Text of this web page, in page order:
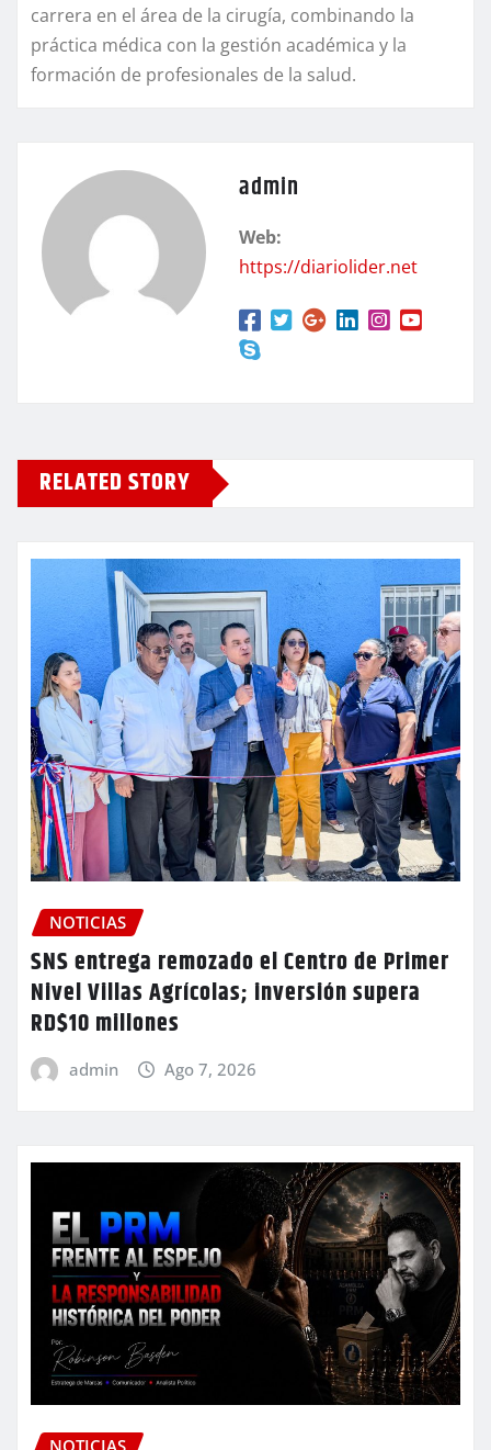
carrera en el área de la cirugía, combinando la
práctica médica con la gestión académica y la
formación de profesionales de la salud.
admin
Web:
https://diariolider.net
RELATED STORY
NOTICIAS
SNS entrega remozado el Centro de Primer
Nivel Villas Agrícolas; inversión supera
RD$10 millones
admin Ago 7, 2026
NOTICIAS